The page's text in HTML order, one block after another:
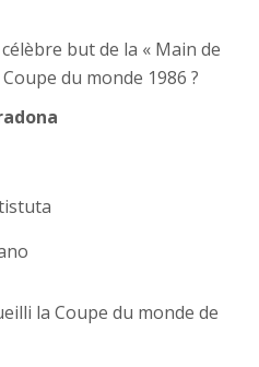
but de la « Main de
du monde 1986 ?
la Coupe du monde de